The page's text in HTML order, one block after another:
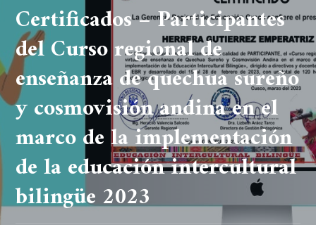
Certificados – Participantes
del Curso regional de
enseñanza de quechua sureño
y cosmovisión andina en el
marco de la implementación
de la educación intercultural
bilingüe 2023